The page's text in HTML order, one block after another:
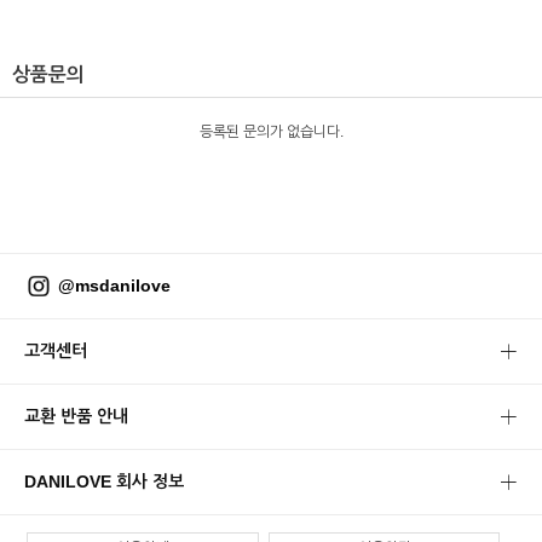
상품문의
등록된 문의가 없습니다.
@msdanilove
고객센터
교환 반품 안내
DANILOVE 회사 정보